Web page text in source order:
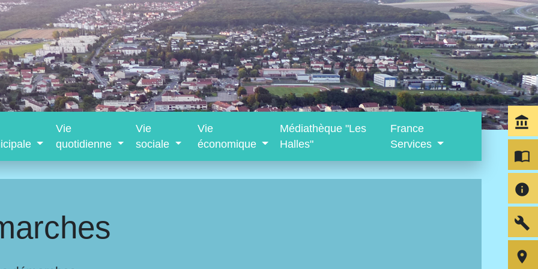
Vie
quotidienne
Vie
sociale
Vie
économique
Médiathèque "Les
Halles"
France
Services
account_balance
import_contacts
info
build
room